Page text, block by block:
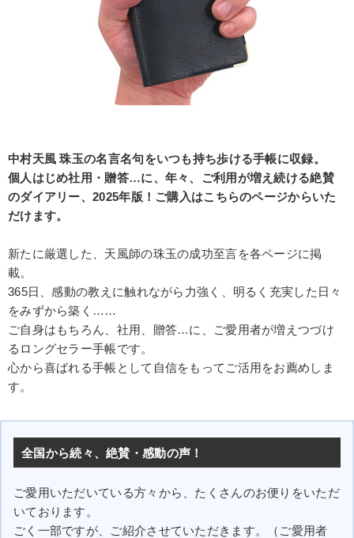
中村天風 珠玉の名言名句をいつも持ち歩ける手帳に収録。
個人はじめ社用・贈答…に、年々、ご利用が増え続ける絶賛
のダイアリー、2025年版！ご購入はこちらのページからいた
だけます。
新たに厳選した、天風師の珠玉の成功至言を各ページに掲
載。
365日、感動の教えに触れながら力強く、明るく充実した日々
をみずから築く……
ご自身はもちろん、社用、贈答…に、ご愛用者が増えつづけ
るロングセラー手帳です。
心から喜ばれる手帳として自信をもってご活用をお薦めしま
す。
全国から続々、絶賛・感動の声！
ご愛用いただいている方々から、たくさんのお便りをいただ
いております。
ごく一部ですが、ご紹介させていただきます。（ご愛用者